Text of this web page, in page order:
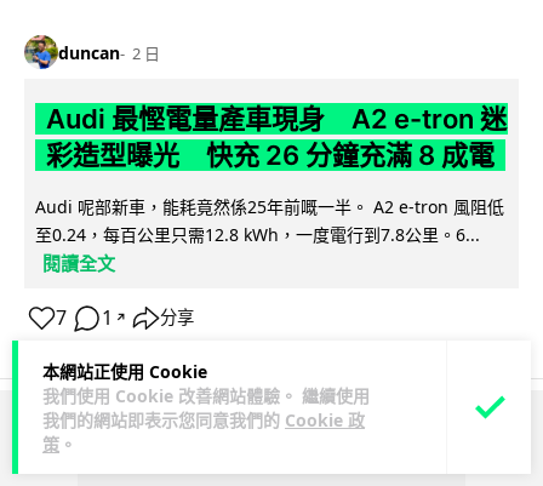
本網站正使用 Cookie
我們使用 Cookie 改善網站體驗。 繼續使用
我們的網站即表示您同意我們的 Cookie 政
策 。
duncan 2 日
Audi 最慳電量產車現身 A2 e-tron 迷
彩造型曝光 快充 26 分鐘充滿 8 成電
Audi 呢部新車，能耗竟然係25年前嘅一半。 A2 e-tron 風阻低
至0.24，每百公里只需12.8 kWh，一度電行到7.8公里。6...
閱讀全文
7 1 ↗ 分享
ADVERTISEMENT